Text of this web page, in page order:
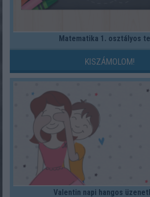
Matematika 1. osztályos
KISZÁMOLOM!
Valentin napi hangos